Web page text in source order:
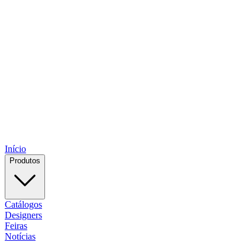
Início
Produtos
Catálogos
Designers
Feiras
Notícias